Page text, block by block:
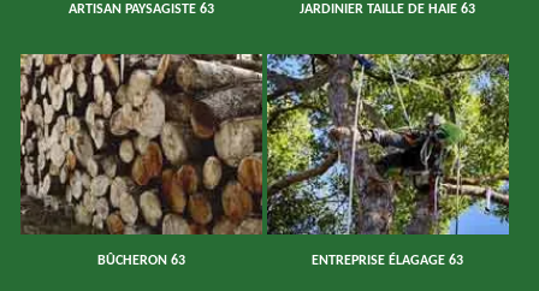
ARTISAN PAYSAGISTE 63 JARDINIER TAILLE DE HAIE 63
BÛCHERON 63 ENTREPRISE ÉLAGAGE 63